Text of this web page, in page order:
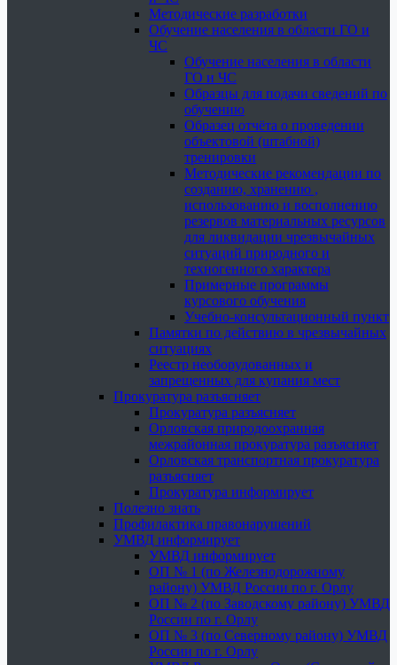
Методические разработки
Обучение населения в области ГО и
ЧС
Обучение населения в области
ГО и ЧС
Образцы для подачи сведений по
обучению
Образец отчёта о проведении
объектовой (штабной)
тренировки
Методические рекомендации по
созданию, хранению ,
использованию и восполнению
резервов материальных ресурсов
для ликвидации чрезвычайных
ситуаций природного и
техногенного характера
Примерные программы
курсового обучения
Учебно-консультационный пункт
Памятки по действию в чрезвычайных
ситуациях
Реестр необорудованных и
запрещенных для купания мест
Прокуратура разъясняет
Прокуратура разъясняет
Орловская природоохранная
межрайонная прокуратура разъясняет
Орловская транспортная прокуратура
разъясняет
Прокуратура информирует
Полезно знать
Профилактика правонарушений
УМВД информирует
УМВД информирует
ОП № 1 (по Железнодорожному
району) УМВД России по г. Орлу
ОП № 2 (по Заводскому району) УМВД
России по г. Орлу
ОП № 3 (по Северному району) УМВД
России по г. Орлу